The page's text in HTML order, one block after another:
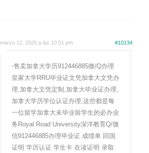
marzo 12, 2025 a las 10:51 pm #10134
-售卖加拿大学历912446885微/Q办理
皇家大学RRU毕业证文凭加拿大文凭办
理,加拿大文凭定制,加拿大毕业证办理,
加拿大学历学位认证办理,这些都是每
一位留学加拿大未毕业留学生的必办业
务Royal Road University深洋教育Q/微
信912446885办理毕业证 成绩单 回国
证明 学历认证 学生卡 在读证明 录取